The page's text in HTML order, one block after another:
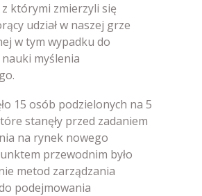
którymi zmierzyli się
udział w naszej grze
w tym wypadku do
myślenia
15 osób podzielonych na 5
stanęły przed zadaniem
na rynek nowego
przewodnim było
metod zarządzania
podejmowania